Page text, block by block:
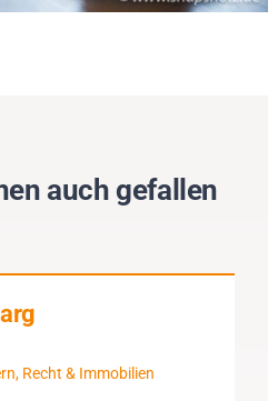
auch gefallen
Recht & Immobilien